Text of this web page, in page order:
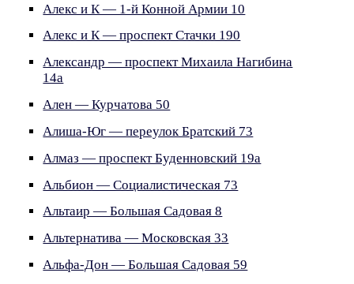
Алекс и К — 1-й Конной Армии 10
Алекс и К — проспект Стачки 190
Александр — проспект Михаила Нагибина
14а
Ален — Курчатова 50
Алиша-Юг — переулок Братский 73
Алмаз — проспект Буденновский 19а
Альбион — Социалистическая 73
Альтаир — Большая Садовая 8
Альтернатива — Московская 33
Альфа-Дон — Большая Садовая 59